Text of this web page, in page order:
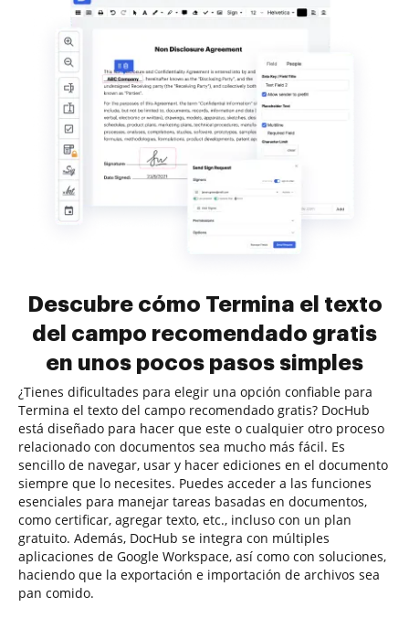
Descubre cómo Termina el texto
del campo recomendado gratis
en unos pocos pasos simples
¿Tienes dificultades para elegir una opción confiable para
Termina el texto del campo recomendado gratis? DocHub
está diseñado para hacer que este o cualquier otro proceso
relacionado con documentos sea mucho más fácil. Es
sencillo de navegar, usar y hacer ediciones en el documento
siempre que lo necesites. Puedes acceder a las funciones
esenciales para manejar tareas basadas en documentos,
como certificar, agregar texto, etc., incluso con un plan
gratuito. Además, DocHub se integra con múltiples
aplicaciones de Google Workspace, así como con soluciones,
haciendo que la exportación e importación de archivos sea
pan comido.